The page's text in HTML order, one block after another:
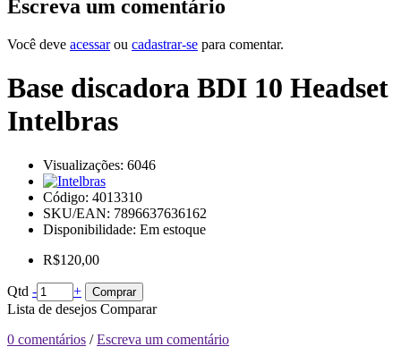
Escreva um comentário
Você deve acessarou cadastrar-se para comentar.
Base discadora BDI 10 Headset
Intelbras
Visualizações: 6046
Código: 4013310
SKU/EAN: 7896637636162
Disponibilidade: Em estoque
R$120,00
Qtd - + Comprar
Lista de desejos Comparar
0 comentários /Escreva um comentário